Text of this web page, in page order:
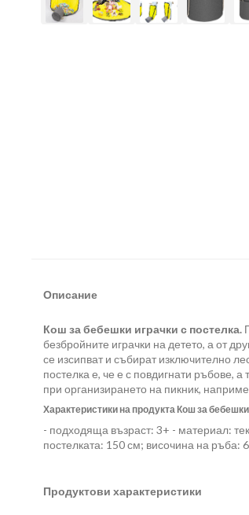
Описание
Кош за бебешки играчки с постелка.
безбройните играчки на детето, а от
се изсипват и събират изключително
постелка е, че е с повдигнати ръбове,
при организирането на пикник,
Характеристики на продукта Кош за
- подходяща възраст: 3+ - материал:
постелката: 150 см; височина на ръба:
Продуктови характеристики